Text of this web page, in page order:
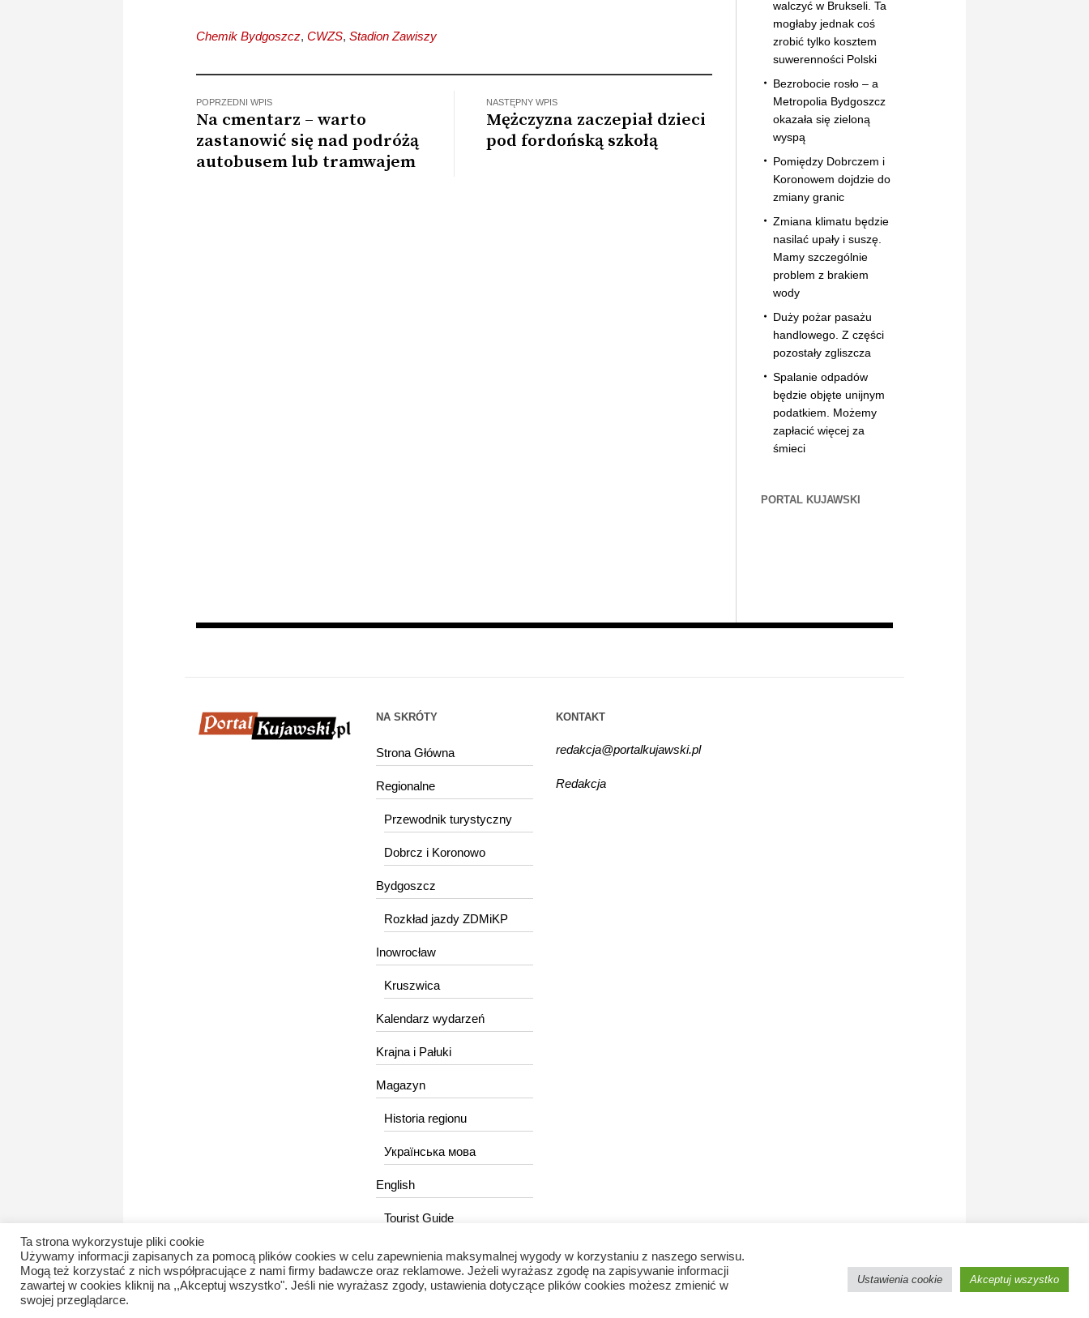
Chemik Bydgoszcz, CWZS, Stadion Zawiszy
POPRZEDNI WPIS
Na cmentarz – warto
zastanowić się nad podróżą
autobusem lub tramwajem
NASTĘPNY WPIS
Mężczyzna zaczepiał dzieci
pod fordońską szkołą
walczyć w Brukseli. Ta
mogłaby jednak coś
zrobić tylko kosztem
suwerenności Polski
Bezrobocie rosło – a
Metropolia Bydgoszcz
okazała się zieloną
wyspą
Pomiędzy Dobrczem i
Koronowem dojdzie do
zmiany granic
Zmiana klimatu będzie
nasilać upały i suszę.
Mamy szczególnie
problem z brakiem
wody
Duży pożar pasażu
handlowego. Z części
pozostały zgliszcza
Spalanie odpadów
będzie objęte unijnym
podatkiem. Możemy
zapłacić więcej za
śmieci
PORTAL KUJAWSKI
NA SKRÓTY
Strona Główna
Regionalne
Przewodnik turystyczny
Dobrcz i Koronowo
Bydgoszcz
Rozkład jazdy ZDMiKP
Inowrocław
Kruszwica
Kalendarz wydarzeń
Krajna i Pałuki
Magazyn
Historia regionu
Українська мова
English
Tourist Guide
KONTAKT
redakcja@portalkujawski.pl
Redakcja
Ta strona wykorzystuje pliki cookie
Używamy informacji zapisanych za pomocą plików cookies w celu zapewnienia maksymalnej wygody w korzystaniu z naszego serwisu.
Mogą też korzystać z nich współpracujące z nami firmy badawcze oraz reklamowe. Jeżeli wyrażasz zgodę na zapisywanie informacji
zawartej w cookies kliknij na ,,Akceptuj wszystko". Jeśli nie wyrażasz zgody, ustawienia dotyczące plików cookies możesz zmienić w
swojej przeglądarce.
Ustawienia cookie Akceptuj wszystko